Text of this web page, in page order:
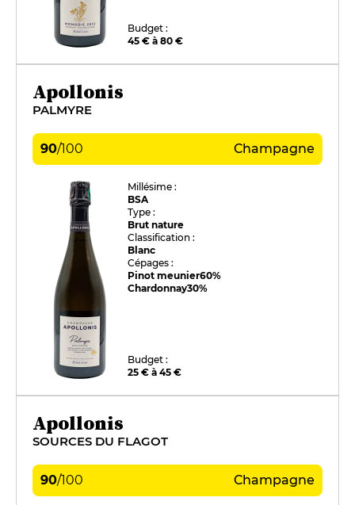
Budget :
45 € à 80 €
Apollonis
PALMYRE
90/100 Champagne
Millésime :
BSA
Type :
Brut nature
Classification :
Blanc
Cépages :
Pinot meunier60%
Chardonnay30%
Budget :
25 € à 45 €
Apollonis
SOURCES DU FLAGOT
90/100 Champagne